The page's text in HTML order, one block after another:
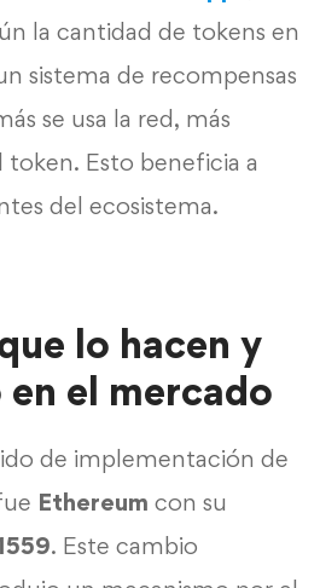
la cantidad de tokens en
sistema de recompensas
se usa la red, más
token. Esto beneficia a
del ecosistema.
lo hacen y
el mercado
de implementación de
Ethereum con su
. Este cambio